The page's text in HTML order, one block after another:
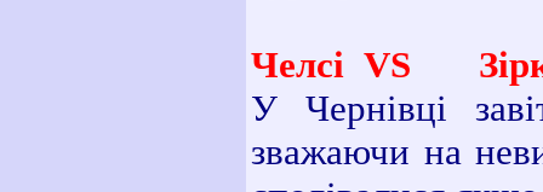
Челсі VS
У Чернівці
зважаючи на